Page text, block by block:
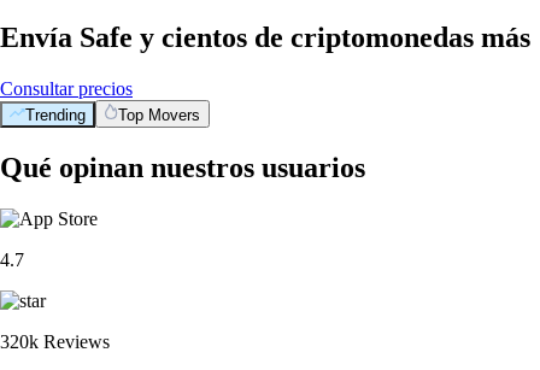
Envía Safe y cientos de criptomonedas más
Consultar precios
Trending Top Movers
Qué opinan nuestros usuarios
4.7
320k Reviews